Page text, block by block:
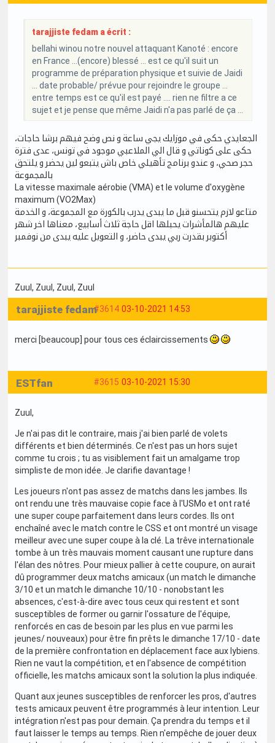
tarajjiste fedam a écrit :
bellahi winou notre nouvel attaquant Kanoté : encore
en France ...(encore) blessé ... est ce qu'il suit un
programme de préparation physique et suivie de Jaidi
... date probable/ prévue pour rejoindre le groupe ...
entre temps est ce qu'il est payé .... rien ne filtre a ce
sujet et je pense que même Jaidi n'a pas parlé de ça ...
الجعايدي حكى في موزايك يجي ساعة و نص وضح فيهم برشا حاجات،
حكى على كوناتي و قال الي الملاعبي موجود في تونس، عدى فترة
حجر صحي، و عندو برنامج تأهيلي خاص باش يتبعو لين يحضر و يلتحق
بالمجموعة
La vitesse maximale aérobie (VMA) et le volume d'oxygène
maximum (VO2Max)
متاعو لازم يتحسنو قبل ما يبدى يدرب بالكورة مع المجموعة، و الخدمة
عليهم هالمأشرات يحبلها اقل حاجة ثلاث أسابيع، معناها اخر شهر
أكتوبر بقدرت ربي يبدى حاضر، و التعويل عليه يبدى من نوفمبر
Zuul, Zuul, Zuul, Zuul
#3614 03-10-2021 14:53
tarajjiste fedam
merci [beaucoup] pour tous ces éclaircissements
#3615 03-10-2021 15:30
ESTfan
Zuul,
Je n'ai pas dit le contraire, mais j'ai bien parlé de volets
différents et bien déterminés. Ce n'est pas un hors sujet
comme tu crois ; tu as visiblement fait un amalgame trop
simpliste de mon idée. Je clarifie davantage !
Les joueurs n'ont pas assez de matchs dans les jambes. Ils
ont rendu une très mauvaise copie face à l'USMo et ont raté
une super coupe parfaitement dans leurs cordes. Ils ont
enchaîné avec le match contre le CSS et ont montré un visage
meilleur avec une super coupe à la clé. La trêve internationale
tombe à un très mauvais moment causant une rupture dans
l'élan des nôtres. Pour mieux pallier à cette coupure, on aurait
dû programmer deux matchs amicaux (un match le dimanche
3/10 et un match le dimanche 10/10 - nonobstant les
absences, c'est-à-dire avec tous ceux qui restent et sont
susceptibles de former ou garnir l'ossature de l'équipe,
renforcés en cas de besoin par les plus en vue parmi les
jeunes/ nouveaux) pour être fin prêts le dimanche 17/10 - date
de la première confrontation en déplacement face aux lybiens.
Rien ne vaut la compétition, et en l'absence de compétition
officielle, les matchs amicaux sont la solution la plus indiquée.
Quant aux jeunes susceptibles de renforcer les pros, d'autres
tests amicaux peuvent être programmés à leur intention. Leur
intégration n'est pas pour demain. Ça prendra du temps et il
faut laisser le temps au temps. Rien n'empêche de jouer deux